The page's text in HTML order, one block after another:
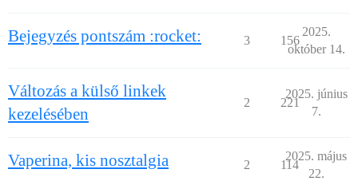
Bejegyzés pontszám :rocket: 3 156
2025.
október 14.
Változás a külső linkek
kezelésében
2 221
2025. június
7.
Vaperina, kis nosztalgia 2 114
2025. május
22.